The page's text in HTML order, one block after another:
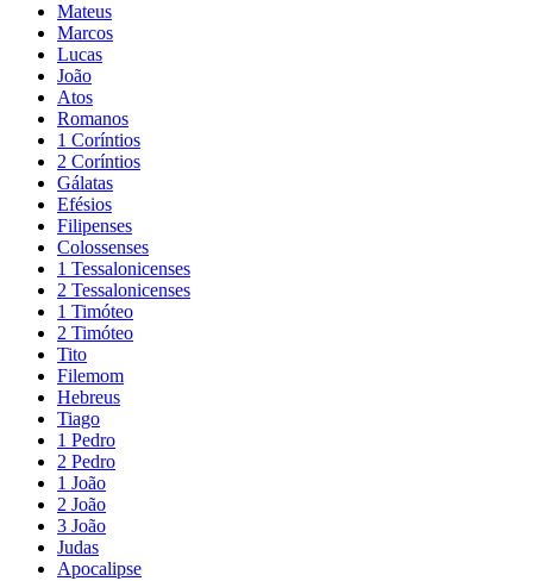
Mateus
Marcos
Lucas
João
Atos
Romanos
1 Coríntios
2 Coríntios
Gálatas
Efésios
Filipenses
Colossenses
1 Tessalonicenses
2 Tessalonicenses
1 Timóteo
2 Timóteo
Tito
Filemom
Hebreus
Tiago
1 Pedro
2 Pedro
1 João
2 João
3 João
Judas
Apocalipse